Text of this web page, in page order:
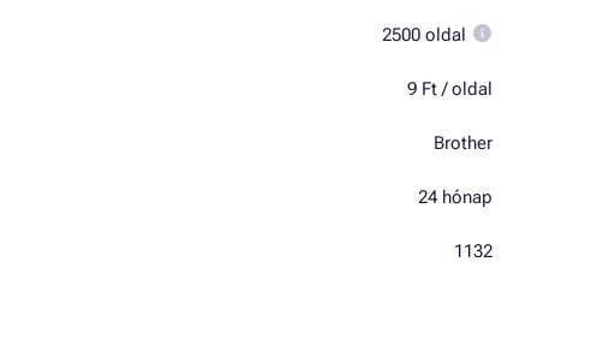
2500 oldal
9 Ft / oldal
Brother
24 hónap
1132